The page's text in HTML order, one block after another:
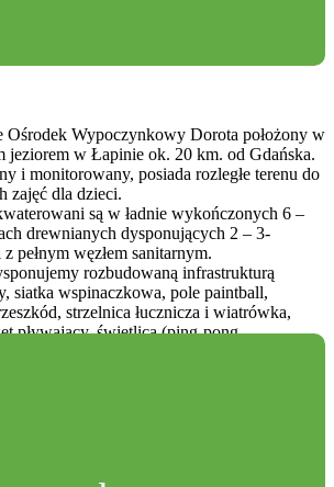
Ośrodek Wypoczynkowy Dorota położony w
jeziorem w Łapinie ok. 20 km. od Gdańska.
i monitorowany, posiada rozległe terenu do
zajęć dla dzieci.
są w ładnie wykończonych 6 –
drewnianych dysponujących 2 – 3-
pełnym węzłem sanitarnym.
rozbudowaną infrastrukturą
siatka wspinaczkowa, pole paintball,
strzelnica łucznicza i wiatrówka,
pływający, świetlica (ping-pong,